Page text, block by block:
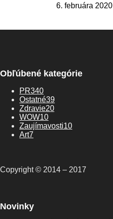
6. februára 2020
Obľúbené kategórie
PR340
Ostatné39
Zdravie20
WOW10
Zaujímavosti10
Art7
Copyright © 2014 – 2017
Novinky